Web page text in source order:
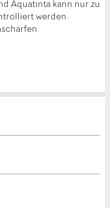
Aquatinta kann nur zu
werden.
direkt mit dem